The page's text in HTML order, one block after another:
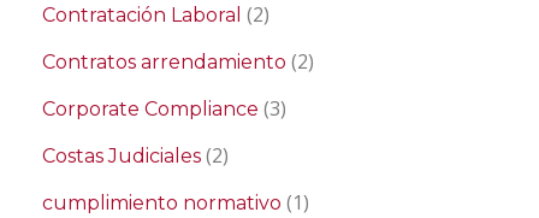
Contratación Laboral (2)
Contratos arrendamiento (2)
Corporate Compliance (3)
Costas Judiciales (2)
cumplimiento normativo (1)